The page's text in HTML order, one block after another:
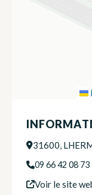
31600,
09 66 42 08 73
Voir le site